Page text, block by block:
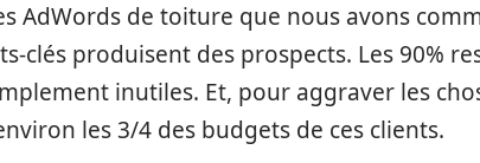
AdWords de toiture que nous avons
clés produisent des prospects. Les 90%
inutiles. Et, pour aggraver les
les 3/4 des budgets de ces clients.